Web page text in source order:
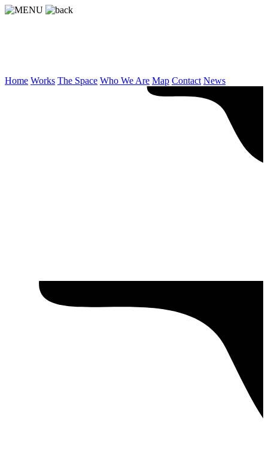
Home Works The Space Who We Are Map Contact News